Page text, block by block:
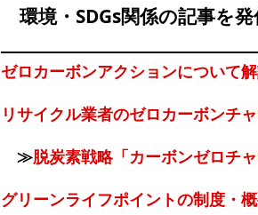
環境・SDGs関係の記事を
ゼロカーボンアクションについて
リサイクル業者のゼロカーボンチ
≫脱炭素戦略「カーボンゼロチ
グリーンライフポイントの制度・